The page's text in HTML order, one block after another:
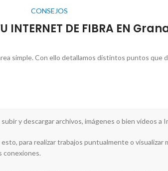
CONSEJOS
INTERNET DE FIBRA EN
simple. Con ello detallamos distintos puntos que
y descargar archivos, imágenes o bien vídeos a
para realizar trabajos puntualmente o visualizar
conexiones.